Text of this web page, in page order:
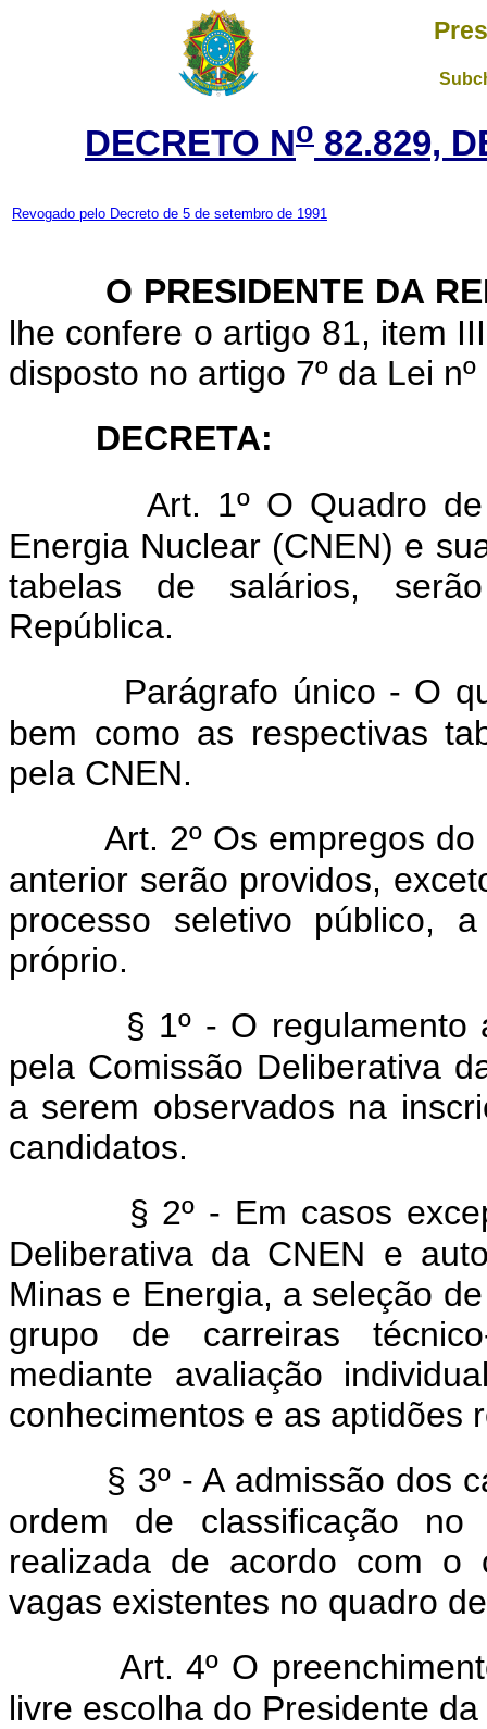
DECRETO No 82.829,
Revogado pelo Decreto de 5 de setembro de 1991
O PRESIDENTE DA
lhe confere o artigo 81, item
disposto no artigo 7º da Lei
DECRETA:
Art. 1º O Quadro
Energia Nuclear (CNEN) e
tabelas de salários,
República.
Parágrafo único - O
bem como as respectivas
pela CNEN.
Art. 2º Os empregos
anterior serão providos,
processo seletivo público,
próprio.
§ 1º - O
pela Comissão Deliberativa
a serem observados na
candidatos.
§ 2º - Em casos
Deliberativa da CNEN e
Minas e Energia, a seleção
grupo de carreiras
mediante avaliação
conhecimentos e as aptidões
§ 3º - A admissão dos
ordem de classificação
realizada de acordo com o
vagas existentes no quadro
Art. 4º O
livre escolha do Presidente